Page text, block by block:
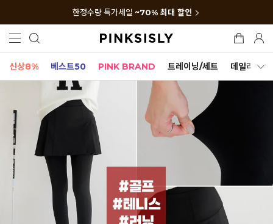
한정수량 특가세일 ~70% 최대 할인
신상8% 베스트50 PINK BRAND 트레이닝/세트 데일리세트